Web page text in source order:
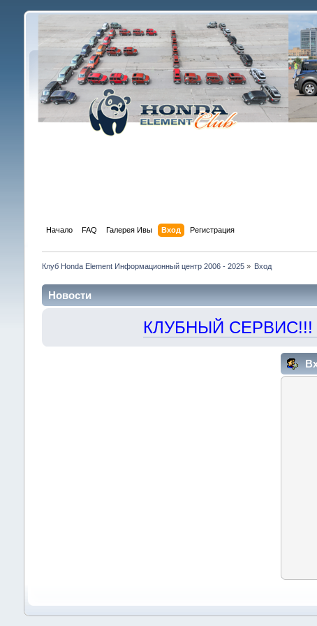
Начало FAQ Галерея Ивы Вход Регистрация
Клуб Honda Element Информационный центр 2006 - 2025» Вход
Новости
КЛУБНЫЙ СЕРВИС!!!